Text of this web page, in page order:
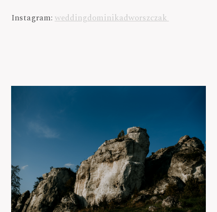
Instagram:weddingdominikadworszczak